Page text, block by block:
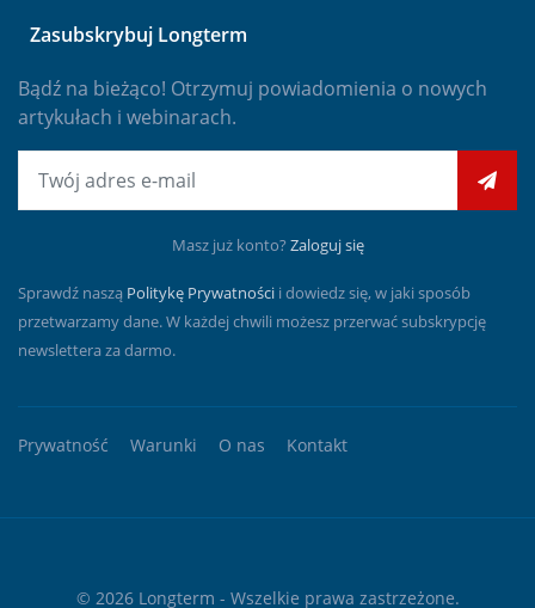
Zasubskrybuj Longterm
Bądź na bieżąco! Otrzymuj powiadomienia o nowych
artykułach i webinarach.
Masz już konto? Zaloguj się
Sprawdź naszą Politykę Prywatności i dowiedz się, w jaki sposób
przetwarzamy dane. W każdej chwili możesz przerwać subskrypcję
newslettera za darmo.
Prywatność Warunki O nas Kontakt
© 2026 Longterm - Wszelkie prawa zastrzeżone.